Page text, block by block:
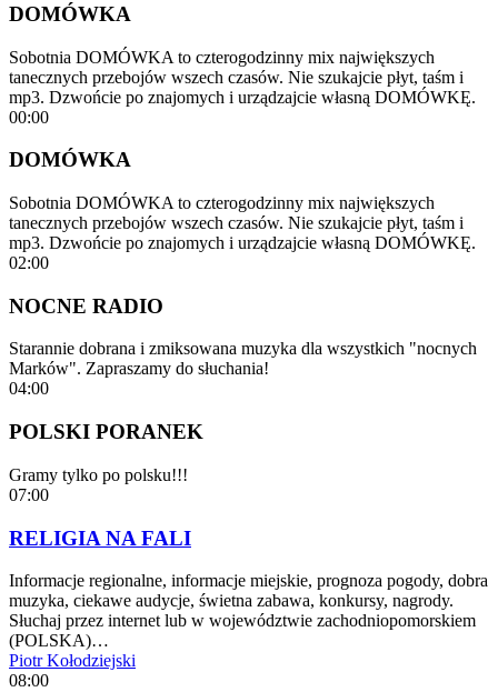
DOMÓWKA
Sobotnia DOMÓWKA to czterogodzinny mix największych
tanecznych przebojów wszech czasów. Nie szukajcie płyt, taśm i
mp3. Dzwońcie po znajomych i urządzajcie własną DOMÓWKĘ.
00:00
DOMÓWKA
Sobotnia DOMÓWKA to czterogodzinny mix największych
tanecznych przebojów wszech czasów. Nie szukajcie płyt, taśm i
mp3. Dzwońcie po znajomych i urządzajcie własną DOMÓWKĘ.
02:00
NOCNE RADIO
Starannie dobrana i zmiksowana muzyka dla wszystkich "nocnych
Marków". Zapraszamy do słuchania!
04:00
POLSKI PORANEK
Gramy tylko po polsku!!!
07:00
RELIGIA NA FALI
Informacje regionalne, informacje miejskie, prognoza pogody, dobra
muzyka, ciekawe audycje, świetna zabawa, konkursy, nagrody.
Słuchaj przez internet lub w województwie zachodniopomorskiem
(POLSKA)…
Piotr Kołodziejski
08:00